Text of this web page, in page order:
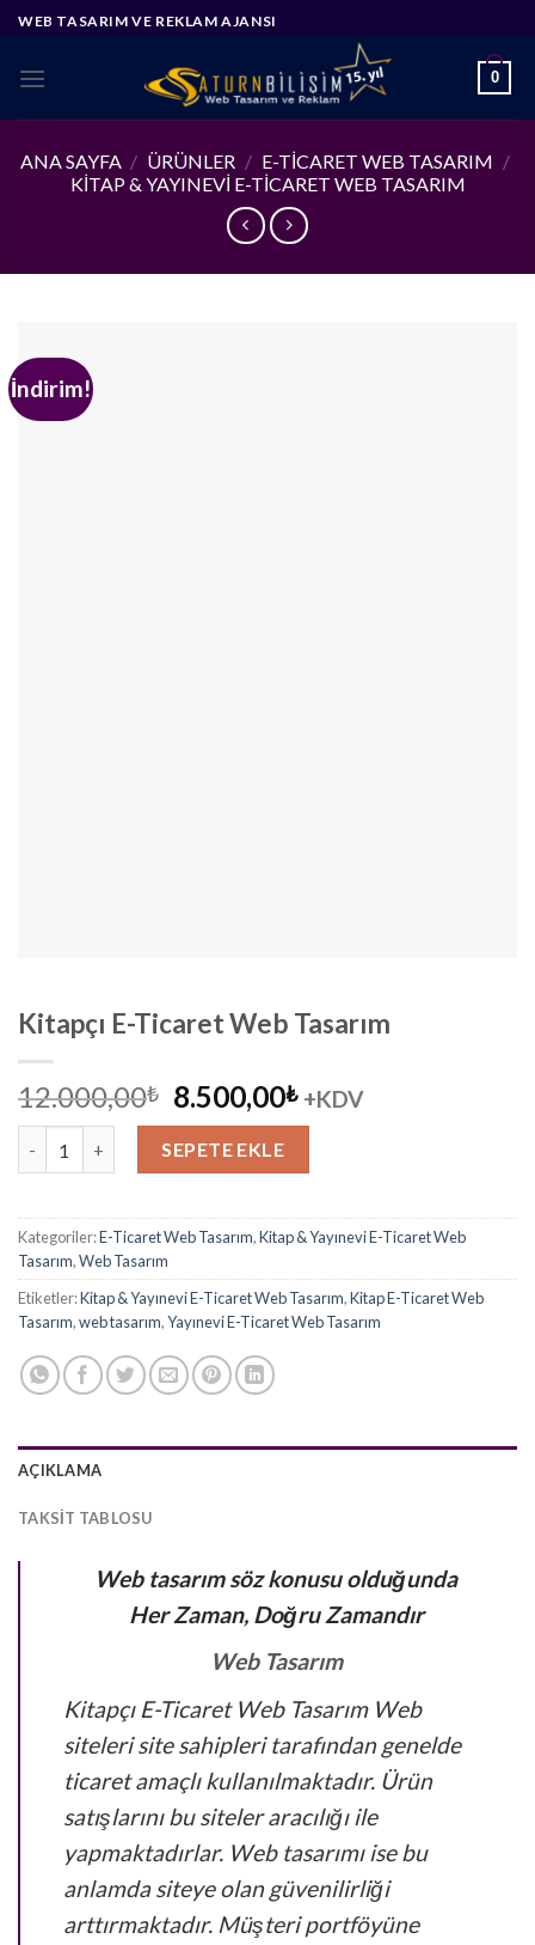
Skip
content
WEB TASARIM VE REKLAM AJANSI
0
ANA SAYFA / ÜRÜNLER / E-TICARET WEB TASARIM /
KITAP & YAYINEVI E-TICARET WEB TASARIM
İndirim!
Kitapçı E-Ticaret Web Tasarım
12.000,00₺ Orijinal
fiyat:
12.000,00₺.
8.500,00₺Şu
andaki
8.500,00₺.
+KDV
SEPETE EKLE
Kategoriler:E-Ticaret Web Tasarım,Kitap & Yayınevi E-Ticaret Web
Tasarım,Web Tasarım
Etiketler:Kitap & Yayınevi E-Ticaret Web Tasarım,Kitap E-Ticaret Web
Tasarım,web tasarım,Yayınevi E-Ticaret Web Tasarım
AÇIKLAMA
TAKSIT TABLOSU
Web tasarım söz konusu olduğunda
Her Zaman, Doğru Zamandır
Web Tasarım
Kitapçı E-Ticaret Web Tasarım Web
siteleri site sahipleri tarafından genelde
ticaret amaçlı kullanılmaktadır. Ürün
satışlarını bu siteler aracılığı ile
yapmaktadırlar. Web tasarımı ise bu
anlamda siteye olan güvenilirliği
arttırmaktadır. Müşteri portföyüne